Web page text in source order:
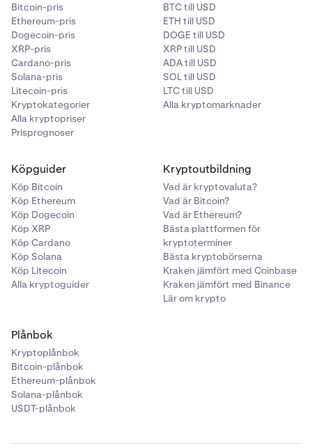
Bitcoin-pris
Ethereum-pris
Dogecoin-pris
XRP-pris
Cardano-pris
Solana-pris
Litecoin-pris
Kryptokategorier
Alla kryptopriser
Prisprognoser
BTC till USD
ETH till USD
DOGE till USD
XRP till USD
ADA till USD
SOL till USD
LTC till USD
Alla kryptomarknader
Köpguider
Köp Bitcoin
Köp Ethereum
Köp Dogecoin
Köp XRP
Köp Cardano
Köp Solana
Köp Litecoin
Alla kryptoguider
Kryptoutbildning
Vad är kryptovaluta?
Vad är Bitcoin?
Vad är Ethereum?
Bästa plattformen för
kryptoterminer
Bästa kryptobörserna
Kraken jämfört med Coinbase
Kraken jämfört med Binance
Lär om krypto
Plånbok
Kryptoplånbok
Bitcoin-plånbok
Ethereum-plånbok
Solana-plånbok
USDT-plånbok